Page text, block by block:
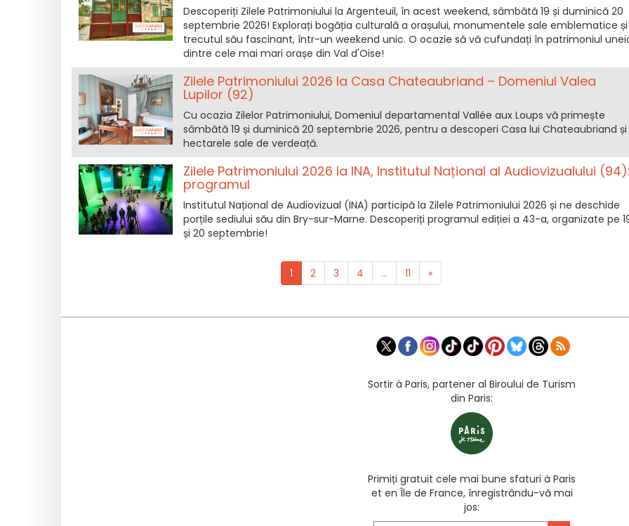
Descoperiți Zilele Patrimoniului la Argenteuil, în acest weekend, sâmbătă 19 și duminică 20
septembrie 2026! Explorați bogăția culturală a orașului, monumentele sale emblematice și
trecutul său fascinant, într-un weekend unic. O ocazie să vă cufundați în patrimoniul
dintre cele mai mari orașe din Val d'Oise!
Zilele Patrimoniului 2026 la Casa Chateaubriand – Domeniul Valea
Lupilor (92)
Cu ocazia Zilelor Patrimoniului, Domeniul departamental Vallée aux Loups vă primește
sâmbătă 19 și duminică 20 septembrie 2026, pentru a descoperi Casa lui Chateaubriand și
hectarele sale de verdeață.
Zilele Patrimoniului 2026 la INA, Institutul Național al Audiovizualului
programul
Institutul Național de Audiovizual (INA) participă la Zilele Patrimoniului 2026 și ne deschide
porțile sediului său din Bry-sur-Marne. Descoperiți programul ediției a 43-a, organizate pe
și 20 septembrie!
1 2 3 4 ... 11 »
Sortir à Paris, partener al Biroului de Turism
din Paris:
Primiți gratuit cele mai bune sfaturi à Paris
et en Île de France, înregistrându-vă mai
jos: